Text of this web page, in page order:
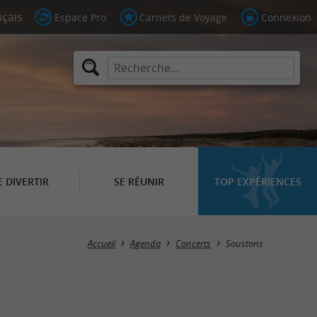
Espace Pro Carnets de Voyage Connexion
DIVERTIR SE RÉUNIR TOP EXPÉRIENCES
Masquer la carte
Accueil Agenda Concerts Soustons